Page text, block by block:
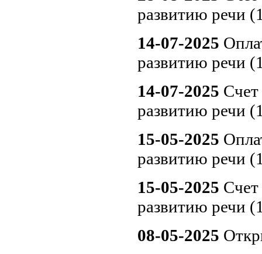
развитию речи
14-07-2025
развитию речи
14-07-2025 Счет
развитию речи
15-05-2025
развитию речи
15-05-2025 Счет
развитию речи
08-05-2025